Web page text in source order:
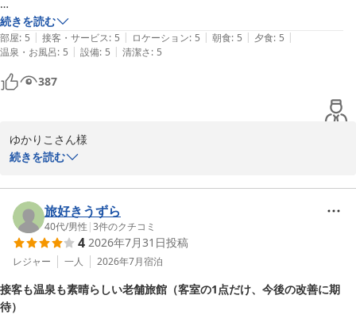
これからも皆さまの大切なご旅行のお手伝いができますよう努めて
まいります。
季節が変われば今回お楽しみいただいたご夕食の会席料理はもちろ
ん、蔵の湯をはじめとする大浴場からご覧いただける風景も違った
また是非皆様揃ってお越しいただけましたら幸いでございます。
この度はご宿泊ならびに温かなお言葉、貴重なご意見をお寄せいた
しゅがぁ1129様のまたのお越しをスタッフ一同心よりお待ち申し上
げております。
長良川温泉 十八楼
2026-06-19
がらお選びいただき、美味しくお召し上がりいただけたとのこと大
変嬉しく存じます。
これからも皆さまに心に残るご滞在をご提供できますよう努めてま
いります。
この度はご宿泊ならびに温かなお言葉をお寄せいただきましたこと
ミスタータコイカ様のまたのお越しをスタッフ一同心よりお待ち申
し上げております。
長良川温泉 十八楼
2026-05-18
ご厚意で露天風呂付きのお部屋にグレードアップしていただき感激。お
部屋は清潔感があり、窓から見える長良川の景色が、ゆったりとした贅
沢な時間を楽しめました。
お食事のデザートでは、誕生日のお祝いメッセージとケーキのサービス
宿周辺の川原町の雰囲気もとても良く、古い町並みを散策するだけでも
旅情を感じられます。
ございました。
そして、自分の誕生日がちょうど鵜飼開きの日だったことにも不思議な
ご縁を感じていますので、今回はお城巡りがメインでしたが、次回はぜ
続きを読む
部屋: 5 | 接客・サービス: 5 | ロケーション: 5 | 朝食: 5 | 夕食: 5 |
温泉・お風呂: 5 | 設備: 5 | 清潔さ: 5
387
ゆかりこさん様
初めての岐阜旅行で岐阜城や犬山城のお城巡りをお楽しみいただく
中、当館でのご滞在も「思っていた以上に素敵」と感じていただけ
ましたこと大変光栄に存じます。
したお時間をお過ごしいただけたご様子を嬉しく拝見いたしまし
た。
続きを読む
旅好きうずら
40代/男性 |3件のクチコミ
4 2026年7月31日投稿
レジャー 一人 2026年7月宿泊
接客も温泉も素晴らしい老舗旅館（客室の1点だけ、今後の改善に期
待）